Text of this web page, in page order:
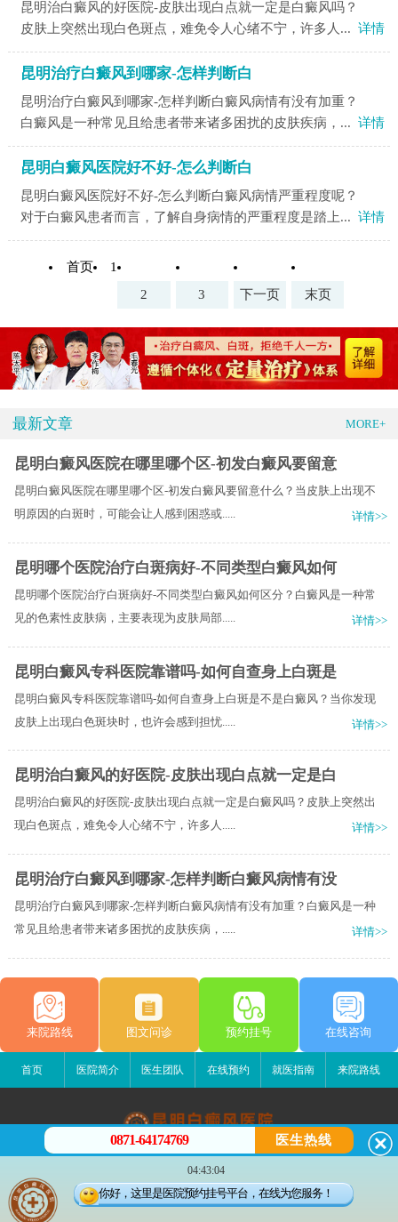
昆明治白癜风的好医院-皮肤出现白点就一定是白癜风吗？
皮肤上突然出现白色斑点，难免令人心绪不宁，许多人... 详情
昆明治疗白癜风到哪家-怎样判断白
昆明治疗白癜风到哪家-怎样判断白癜风病情有没有加重？
白癜风是一种常见且给患者带来诸多困扰的皮肤疾病，... 详情
昆明白癜风医院好不好-怎么判断白
昆明白癜风医院好不好-怎么判断白癜风病情严重程度呢？
对于白癜风患者而言，了解自身病情的严重程度是踏上... 详情
首页
1
2
3 下一页 末页
最新文章 MORE+
昆明白癜风医院在哪里哪个区-初发白癜风要留意
昆明白癜风医院在哪里哪个区-初发白癜风要留意什么？当皮肤上出现不
明原因的白斑时，可能会让人感到困惑或.....
详情>>
昆明哪个医院治疗白斑病好-不同类型白癜风如何
昆明哪个医院治疗白斑病好-不同类型白癜风如何区分？白癜风是一种常
见的色素性皮肤病，主要表现为皮肤局部.....
详情>>
昆明白癜风专科医院靠谱吗-如何自查身上白斑是
昆明白癜风专科医院靠谱吗-如何自查身上白斑是不是白癜风？当你发现
皮肤上出现白色斑块时，也许会感到担忧.....
详情>>
昆明治白癜风的好医院-皮肤出现白点就一定是白
昆明治白癜风的好医院-皮肤出现白点就一定是白癜风吗？皮肤上突然出
现白色斑点，难免令人心绪不宁，许多人.....
详情>>
昆明治疗白癜风到哪家-怎样判断白癜风病情有没
昆明治疗白癜风到哪家-怎样判断白癜风病情有没有加重？白癜风是一种
常见且给患者带来诸多困扰的皮肤疾病，.....
详情>>
来院路线 图文问诊 预约挂号 在线咨询
首页 医院简介 医生团队 在线预约 就医指南 来院路线
昆明白癜风医院
昆明市五华区护国路2号
版权所有：昆明白癜风医院
联系电话：13529142249
0871-64174769 医生热线
04:43:04
你好，这里是医院预约挂号平台，在线为您服务！